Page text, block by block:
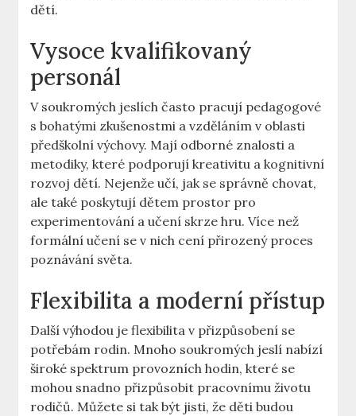
dětí.
Vysoce kvalifikovaný
personál
V soukromých jeslích často pracují pedagogové
s bohatými zkušenostmi a vzděláním v oblasti
předškolní výchovy. Mají odborné znalosti a
metodiky, které podporují kreativitu a kognitivní
rozvoj dětí. Nejenže učí, jak se správně chovat,
ale také poskytují dětem prostor pro
experimentování a učení skrze hru. Více než
formální učení se v nich cení přirozený proces
poznávání světa.
Flexibilita a moderní přístup
Další výhodou je flexibilita v přizpůsobení se
potřebám rodin. Mnoho soukromých jeslí nabízí
široké spektrum provozních hodin, které se
mohou snadno přizpůsobit pracovnímu životu
rodičů. Můžete si tak být jisti, že děti budou